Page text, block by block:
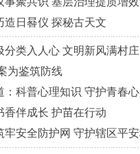
造日晷仪 探秘古天文
分类入人心 文明新风满村庄
为鉴筑防线
：科普心理知识 守护青春
香伴成长 护苗在行动
牢安全防护网 守护辖区平